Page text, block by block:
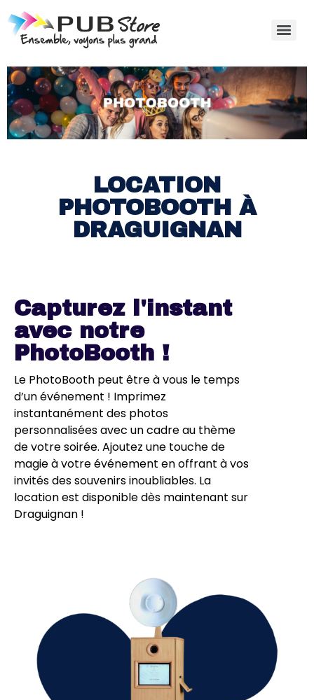
LOCATION
PHOTOBOOTH À
DRAGUIGNAN
Capturez l'instant
avec notre
PhotoBooth !
Le PhotoBooth peut être à vous le temps
d’un événement ! Imprimez
instantanément des photos
personnalisées avec un cadre au thème
de votre soirée. Ajoutez une touche de
magie à votre événement en offrant à vos
invités des souvenirs inoubliables. La
location est disponible dès maintenant sur
Draguignan !